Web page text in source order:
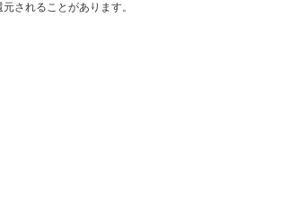
されることがあります。